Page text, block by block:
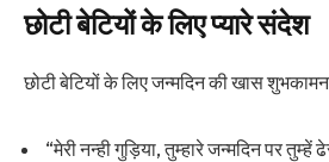
छोटी बेटियों के लिए प्यारे संदेश
छोटी बेटियों के लिए जन्मदिन की खास
“मेरी नन्ही गुड़िया, तुम्हारे जन्मदिन पर तुम्हें